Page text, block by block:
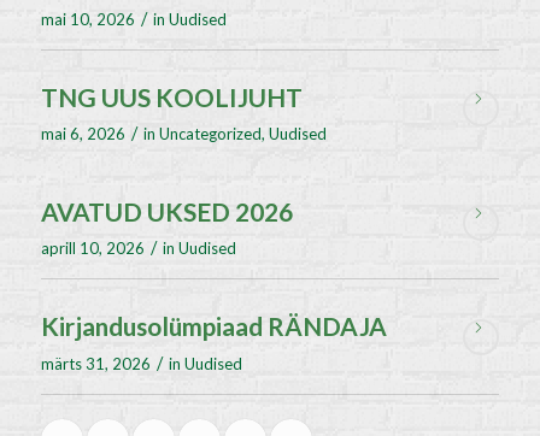
mai 10, 2026 / in Uudised
TNG UUS KOOLIJUHT
mai 6, 2026 / in Uncategorized, Uudised
AVATUD UKSED 2026
aprill 10, 2026 / in Uudised
Kirjandusolümpiaad RÄNDAJA
märts 31, 2026 / in Uudised